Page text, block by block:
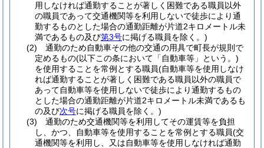
用しなければ通勤することが著しく困難である職員以外
の職員であって交通機関等を利用しないで徒歩により通
勤するものとした場合の通勤距離が片道2キロメートル未
満であるもの及び第3号に掲げる職員を除く。)
(2)
通勤のため自動車その他の交通の用具で町長が規則で
定めるもの(以下この条において「自動車等」という。)
を使用することを常例とする職員(自動車等を使用しなけ
れば通勤することが著しく困難である職員以外の職員で
あって自動車等を使用しないで徒歩により通勤するもの
とした場合の通勤距離が片道2キロメートル未満であるも
の及び次号に掲げる職員を除く。)
(3)
通勤のため交通機関等を利用してその運賃等を負担
し、かつ、自動車等を使用することを常例とする職員(交
通機関等を利用し、又は自動車等を使用しなければ通勤